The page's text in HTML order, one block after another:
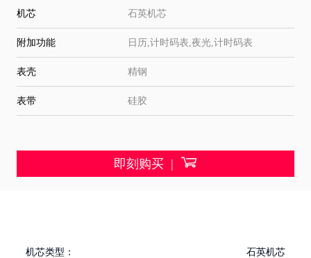
石英机芯
机芯
日历,计时码表,夜光,计时码表
附加功能
精钢
表壳
硅胶
表带
即刻购买 | 
机芯类型： 石英机芯